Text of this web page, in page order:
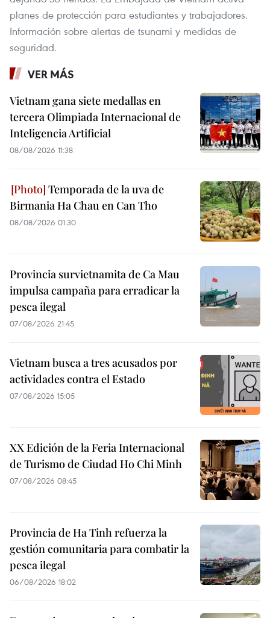
planes de protección para estudiantes y trabajadores.
Información sobre alertas de tsunami y medidas de
seguridad.
VER MÁS
Vietnam gana siete medallas en
tercera Olimpiada Internacional de
Inteligencia Artificial
08/08/2026 11:38
Temporada de la uva de
Birmania Ha Chau en Can Tho
08/08/2026 01:30
Provincia survietnamita de Ca Mau
impulsa campaña para erradicar la
pesca ilegal
07/08/2026 21:45
Vietnam busca a tres acusados por
actividades contra el Estado
07/08/2026 15:05
XX Edición de la Feria Internacional
de Turismo de Ciudad Ho Chi Minh
07/08/2026 08:45
Provincia de Ha Tinh refuerza la
gestión comunitaria para combatir la
pesca ilegal
06/08/2026 18:02